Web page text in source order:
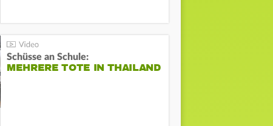
Schüsse an Schule:
MEHRERE TOTE IN THAILAND